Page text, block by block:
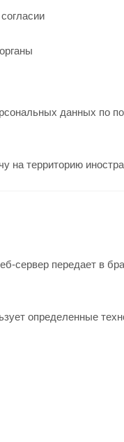
данных по
на территорию
сервер передает в
определенные